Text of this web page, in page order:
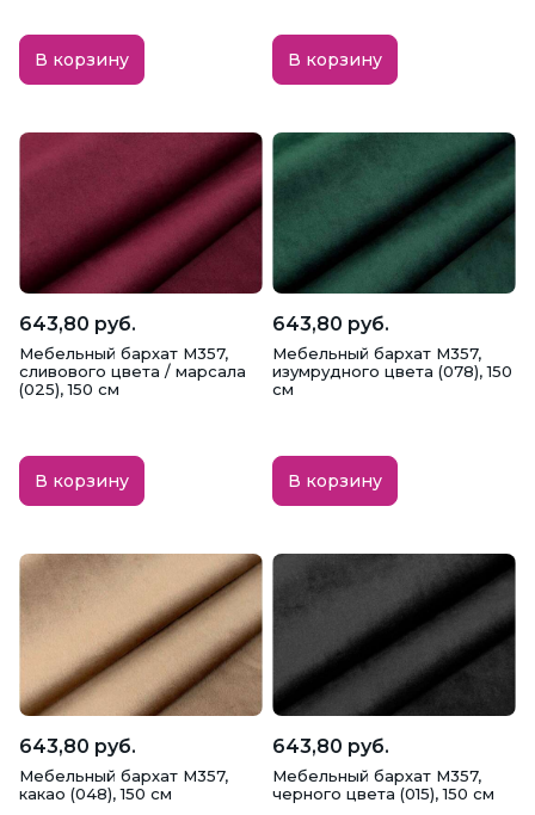
Полотенца Постельное белье
Рабочая одежда Рубашки
Свадебные платья Скатерти
Спортивная одежда Сумки
Театральные ткани Технические ткани
Ткани для декораторов, свадебные
Трикотажные изделия Утеплитель
Халаты Школьная форма
В корзину В корзину
643,80 руб.
Мебельный бархат M357,
сливового цвета / марсала
(025), 150 см
В корзину
643,80 руб.
Мебельный бархат M357,
изумрудного цвета (078), 150
см
В корзину
643,80 руб.
Мебельный бархат M357,
какао (048), 150 см
643,80 руб.
Мебельный бархат M357,
черного цвета (015), 150 см